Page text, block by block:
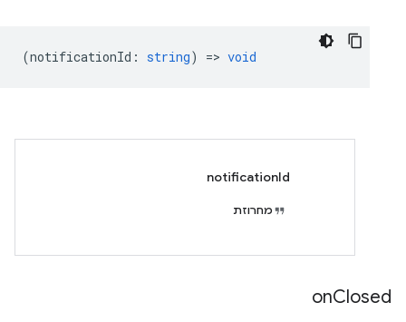
(notificationId : string) => void
notificationId
מחרוזת
onClosed